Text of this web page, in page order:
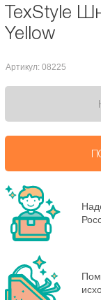
TexStyle
Yellow
Артикул: 08225